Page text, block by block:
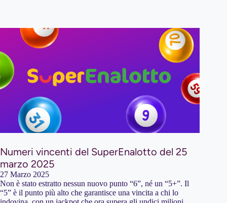
Numeri vincenti del SuperEnalotto del 25
marzo 2025
27 Marzo 2025
Non è stato estratto nessun nuovo punto “6”, né un “5+”. Il
“5” è il punto più alto che garantisce una vincita a chi lo